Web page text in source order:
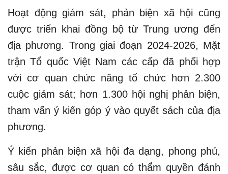
Hoạt động giám sát, phản biện xã hội cũng
được triển khai đồng bộ từ Trung ương đến
địa phương. Trong giai đoạn 2024-2026, Mặt
trận Tổ quốc Việt Nam các cấp đã phối hợp
với cơ quan chức năng tổ chức hơn 2.300
cuộc giám sát; hơn 1.300 hội nghị phản biện,
tham vấn ý kiến góp ý vào quyết sách của địa
phương.
Ý kiến phản biện xã hội đa dạng, phong phú,
sâu sắc, được cơ quan có thẩm quyền đánh